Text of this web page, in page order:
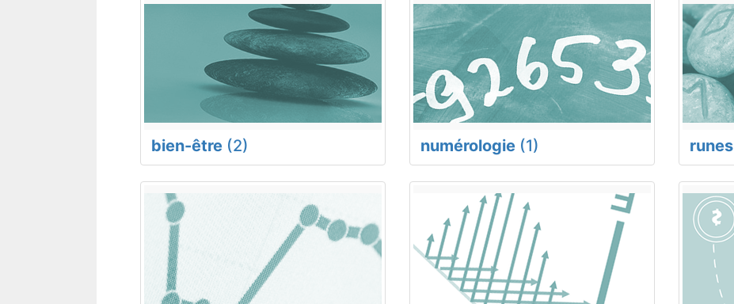
bien-être (2) numérologie (1) runes